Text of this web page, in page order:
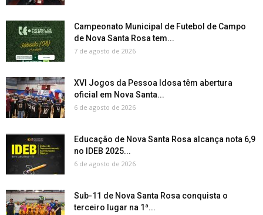
Campeonato Municipal de Futebol de Campo
de Nova Santa Rosa tem...
7 de agosto de 2026
XVI Jogos da Pessoa Idosa têm abertura
oficial em Nova Santa...
6 de agosto de 2026
Educação de Nova Santa Rosa alcança nota 6,9
no IDEB 2025...
6 de agosto de 2026
Sub-11 de Nova Santa Rosa conquista o
terceiro lugar na 1ª...